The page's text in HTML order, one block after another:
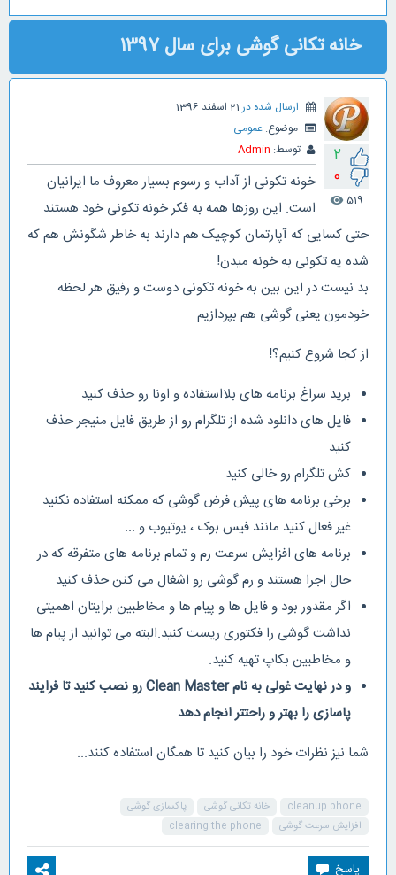
خانه تکانی گوشی برای سال 1397
2
0
519
visibility
ارسال شده در 21 اسفند 1396
موضوع: عمومی
توسط: Admin
خونه تکونی از آداب و رسوم بسیار معروف ما ایرانیان
است. این روزها همه به فکر خونه تکونی خود هستند
حتی کسایی که آپارتمان کوچیک هم دارند به خاطر شگونش هم که
شده یه تکونی به خونه میدن!
بد نیست در این بین به خونه تکونی دوست و رفیق هر لحظه
خودمون یعنی گوشی هم بپردازیم
از کجا شروع کنیم؟!
برید سراغ برنامه های بلااستفاده و اونا رو حذف کنید
فایل های دانلود شده از تلگرام رو از طریق فایل منیجر حذف
کنید
کش تلگرام رو خالی کنید
برخی برنامه های پیش فرض گوشی که ممکنه استفاده نکنید
غیر فعال کنید مانند فیس بوک ، یوتیوب و ...
برنامه های افزایش سرعت رم و تمام برنامه های متفرقه که در
حال اجرا هستند و رم گوشی رو اشغال می کنن حذف کنید
اگر مقدور بود و فایل ها و پیام ها و مخاطبین برایتان اهمیتی
نداشت گوشی را فکتوری ریست کنید.البته می توانید از پیام ها
و مخاطبین بکاپ تهیه کنید.
و در نهایت غولی به نام Clean Master رو نصب کنید تا فرایند
پاسازی را بهتر و راحتتر انجام دهد
شما نیز نظرات خود را بیان کنید تا همگان استفاده کنند...
cleanup phone خانه تکانی گوشی
پاکسازی گوشی
افزایش سرعت گوشی
clearing the phone